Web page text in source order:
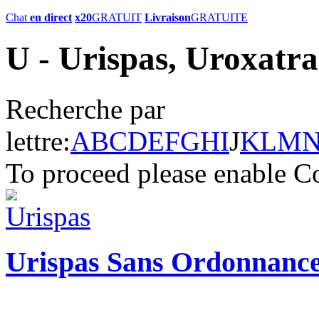
Chat en direct x20GRATUIT LivraisonGRATUITE
U - Urispas,
Recherche par
lettre:ABCDEFGHIJKLM
To proceed please enable
Urispas Sans